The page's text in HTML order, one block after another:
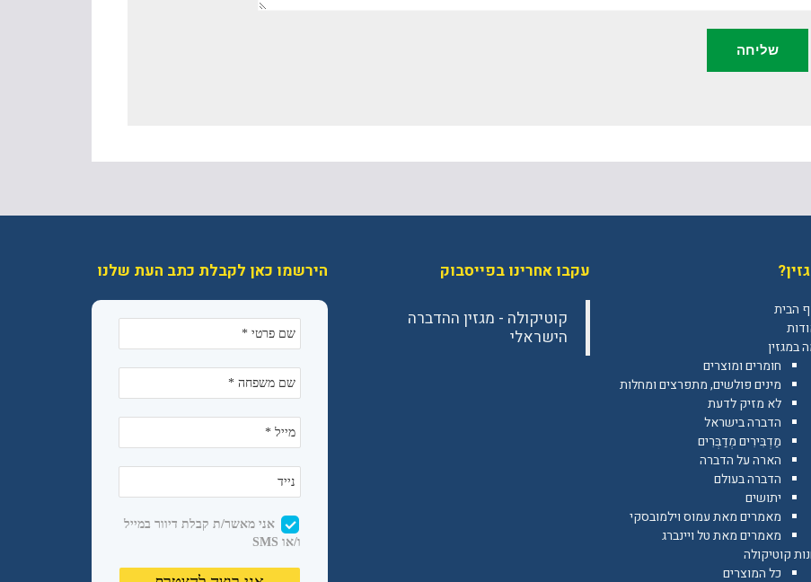
הבית
במגזין
חומרים ומוצרים
מינים פולשים, מתפרצים ומחלות
לא מזיק לדעת
הדברה בישראל
מַדְבִּירִים מְדַבְּרִים
הארה על הדברה
הדברה בעולם
יתושים
מאמרים מאת עמוס וילמובסקי
מאמרים מאת טל ויינברג
קוטיקולה
כל המוצרים
עקבו אחרינו בפייסבוק
‎קוטיקולה - מגזין ההדברה
הישראלי‎
הירשמו כאן לקבלת כתב העת שלנו